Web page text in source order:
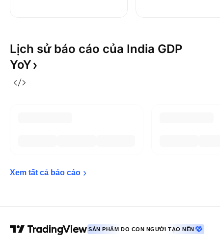
Lịch sử báo cáo của India GDP
YoY
Xem tất cả báo cáo
SẢN PHẨM DO CON NGƯỜI TẠO NÊN